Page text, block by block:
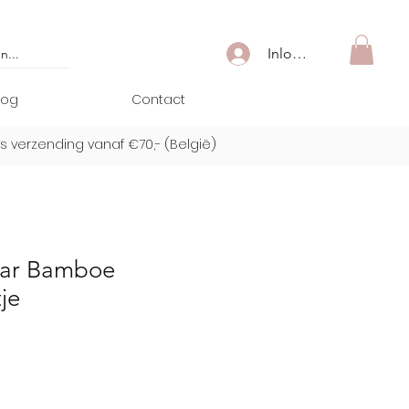
Inloggen
Contact
Bamboe
verzending vanaf €70,- (België)